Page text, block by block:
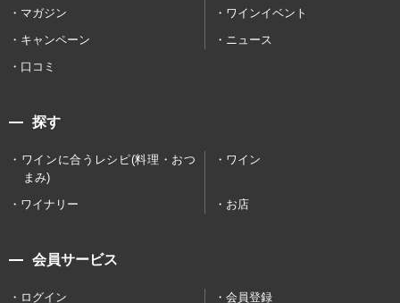
マガジン
ワインイベント
キャンペーン
ニュース
口コミ
探す
ワインに合うレシピ(料理・おつ
まみ)
ワイン
ワイナリー お店
会員サービス
ログイン 会員登録